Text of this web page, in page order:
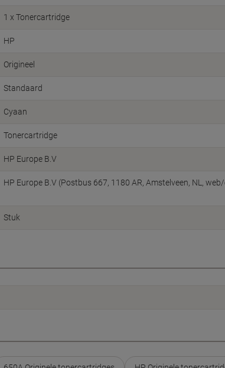
1 x Tonercartridge
HP
Origineel
Standaard
Cyaan
Tonercartridge
HP Europe B.V
HP Europe B.V (Postbus 667, 1180 AR, Amstelveen, NL,
Stuk